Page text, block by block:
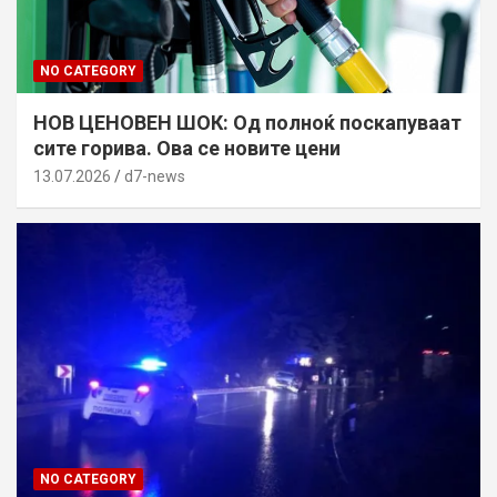
NO CATEGORY
НОВ ЦЕНОВЕН ШОК: Од полноќ поскапуваат
сите горива. Ова се новите цени
13.07.2026 d7-news
NO CATEGORY